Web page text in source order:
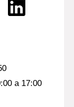
a 17:00